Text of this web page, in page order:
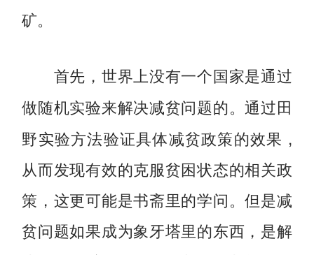
矿。
首先，世界上没有一个国家是通过
做随机实验来解决减贫问题的。通过田
野实验方法验证具体减贫政策的效果 ,
从而发现有效的克服贫困状态的相关政
策，这更可能是书斋里的学问。但是减
贫问题如果成为象牙塔里的东西，是解